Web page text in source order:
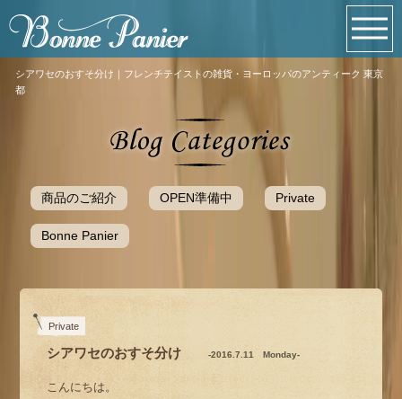
シアワセのおすそ分け｜フレンチテイストの雑貨・ヨーロッパのアンティーク 東京
都
商品のご紹介 OPEN準備中 Private
Bonne Panier
Private
シアワセのおすそ分け -2016.7.11 Monday-
こんにちは。